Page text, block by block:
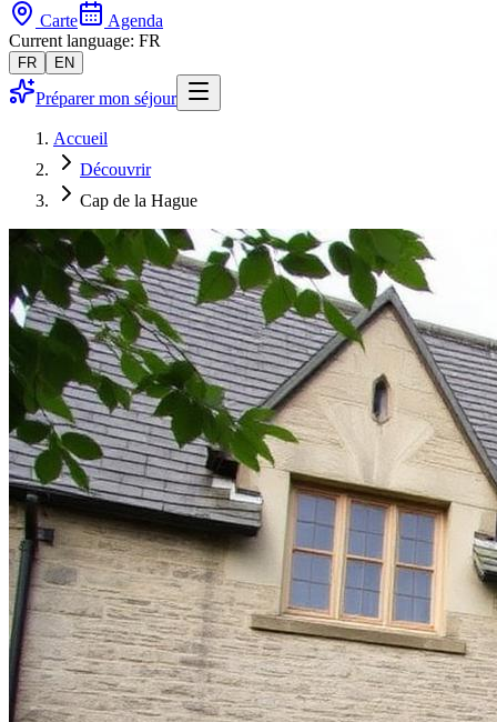
Carte
Agenda
Current language: FR
FR EN
Préparer mon séjour
Accueil
Découvrir
Cap de la Hague